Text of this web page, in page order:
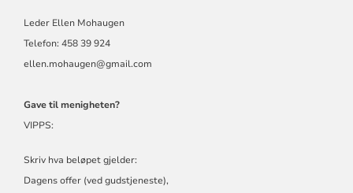
Leder Ellen Mohaugen
Telefon: 458 39 924
ellen.mohaugen@gmail.com
Gave til menigheten?
VIPPS:
Skriv hva beløpet gjelder:
Dagens offer (ved gudstjeneste),